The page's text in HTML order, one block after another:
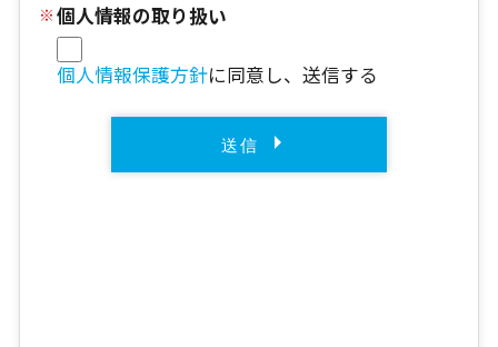
個人情報の取り扱い
個人情報保護方針に同意し、送信する